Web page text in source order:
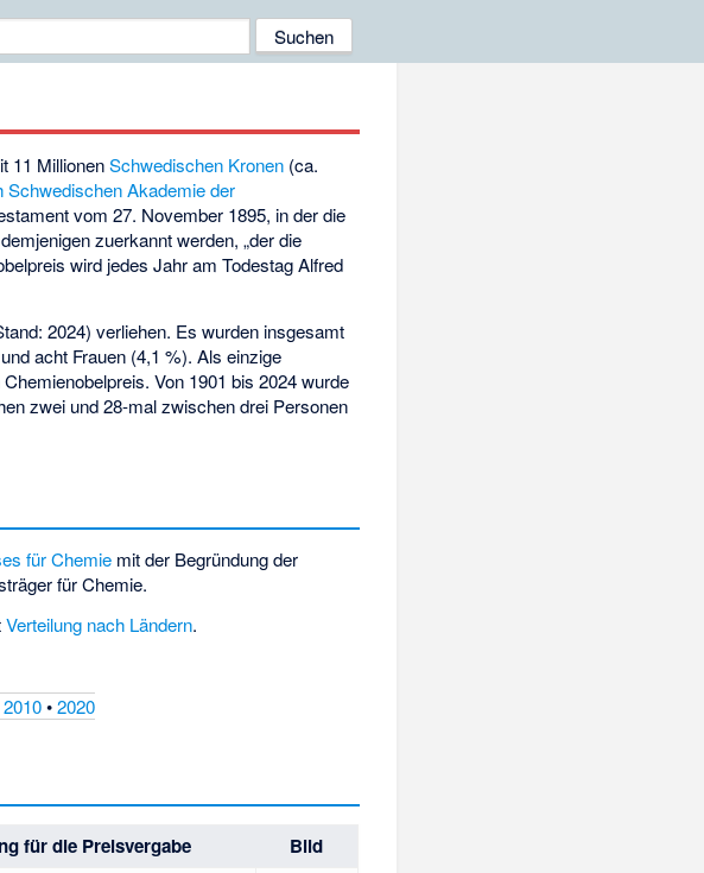
11 MillionenSchwedischen Kronen (ca.
Schwedischen Akademie der
vom 27. November 1895, in der die
zuerkannt werden, „der die
wird jedes Jahr am Todestag Alfred
2024) verliehen. Es wurden insgesamt
acht Frauen (4,1 %). Als einzige
Von 1901 bis 2024 wurde
zwei und 28-mal zwischen drei Personen
für Chemie mit der Begründung der
für Chemie.
Verteilung nach Ländern.
2010•2020
für die Preisvergabe Bild